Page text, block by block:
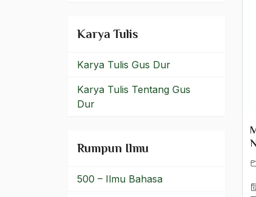
Karya Tulis
Karya Tulis Gus Dur
Karya Tulis Tentang Gus
Dur
Rumpun Ilmu
500 – Ilmu Bahasa
Damon Runyon
dana moneter
dangdut
Darul Aqram